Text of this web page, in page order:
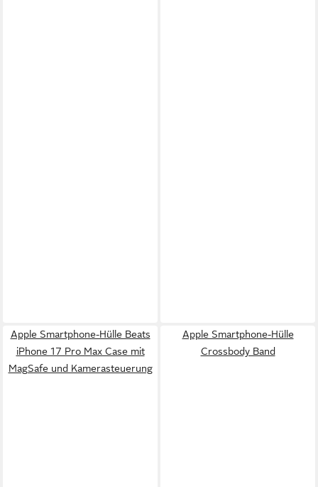
Apple Smartphone-Hülle Beats
iPhone 17 Pro Max Case mit
MagSafe und Kamerasteuerung
Apple Smartphone-Hülle
Crossbody Band